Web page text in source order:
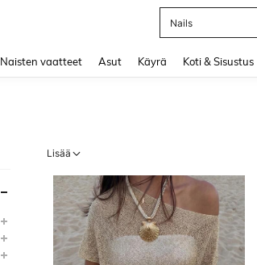
Nails
Naisten vaatteet Asut Käyrä Koti & Sisustus
Lisää